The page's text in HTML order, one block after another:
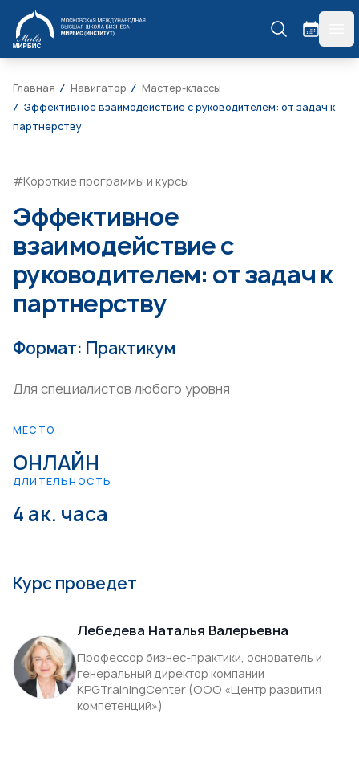
МИРБИС
Главная Навигатор
Мастер-классы
Эффективное взаимодействие с руководителем: от задач к
партнерству
#Короткие программы и курсы
Эффективное
взаимодействие с
руководителем: от задач к
партнерству
Формат: Практикум
Для специалистов любого уровня
МЕСТО
ОНЛАЙН
ДЛИТЕЛЬНОСТЬ
4 ак. часа
Курс проведет
Лебедева Наталья Валерьевна
Профессор бизнес-практики, основатель и
генеральный директор компании
KPGTrainingCenter (ООО «Центр развития
компетенций»)